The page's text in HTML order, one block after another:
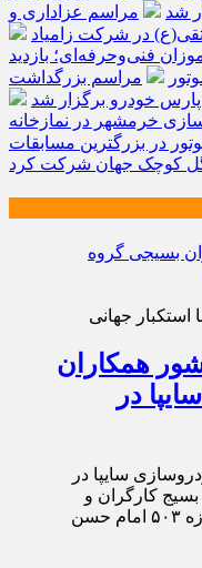
شد
مراسم عزاداری و
در شرکت زامیاد
فنی‌وحرفه‌ای؛ بازدید
مراسم بزرگداشت
خودرو برگزار شد
خرمشهر در نمازخانه
در بزرگترین مسابقات
کوچک جهان شرکت کرد
جهانی
همکاران
در
سایپا در
بسیج کارگران و
کارخانجات تهران بزرگ و با هماهنگی حوزه ۵۰۳ امام حسن